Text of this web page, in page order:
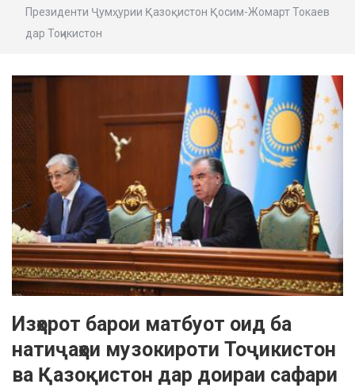
Президенти Ҷумҳурии Қазоқистон Қосим-Жомарт Токаев
дар Тоҷикистон
Изҳорот барои матбуот оид ба
натиҷаҳои музокироти Тоҷикистон
ва Қазоқистон дар доираи сафари